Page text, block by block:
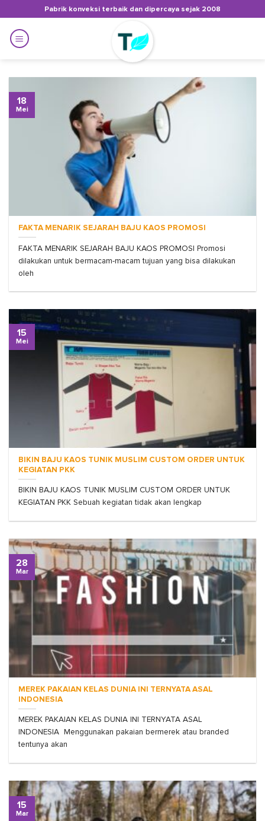
to
content
Pabrik konveksi terbaik dan dipercaya sejak 2008
FAKTA MENARIK SEJARAH BAJU KAOS PROMOSI
FAKTA MENARIK SEJARAH BAJU KAOS PROMOSI Promosi
dilakukan untuk bermacam-macam tujuan yang bisa dilakukan
oleh
18
Mei
BIKIN BAJU KAOS TUNIK MUSLIM CUSTOM ORDER UNTUK
KEGIATAN PKK
BIKIN BAJU KAOS TUNIK MUSLIM CUSTOM ORDER UNTUK
KEGIATAN PKK Sebuah kegiatan tidak akan lengkap
15
Mei
MEREK PAKAIAN KELAS DUNIA INI TERNYATA ASAL
INDONESIA
MEREK PAKAIAN KELAS DUNIA INI TERNYATA ASAL
INDONESIA Menggunakan pakaian bermerek atau branded
tentunya akan
28
Mar
15
Mar